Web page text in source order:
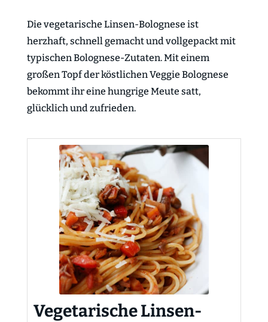
Die vegetarische Linsen-Bolognese ist
herzhaft, schnell gemacht und vollgepackt mit
typischen Bolognese-Zutaten. Mit einem
großen Topf der köstlichen Veggie Bolognese
bekommt ihr eine hungrige Meute satt,
glücklich und zufrieden.
Vegetarische Linsen-